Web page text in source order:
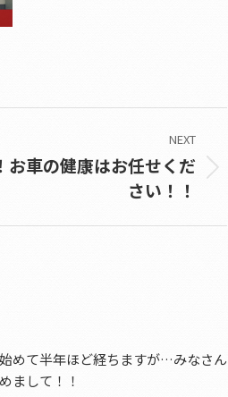
NEXT
お車の健康はお任せくだ
さい！！
めて半年ほど経ちますが…みなさん
まして！！